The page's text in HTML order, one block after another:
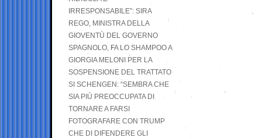
IRRESPONSABILE”: SIRA
REGO, MINISTRA DELLA
GIOVENTÙ DEL GOVERNO
SPAGNOLO, FA LO SHAMPOO A
GIORGIA MELONI PER LA
SOSPENSIONE DEL TRATTATO
SI SCHENGEN: “SEMBRA CHE
SIA PIÙ PREOCCUPATA DI
TORNARE A FARSI
FOTOGRAFARE CON TRUMP
CHE DI DIFENDERE GLI